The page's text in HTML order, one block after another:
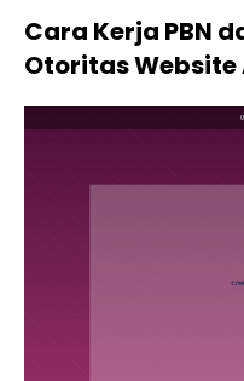
Cara Kerja PBN
Otoritas Website